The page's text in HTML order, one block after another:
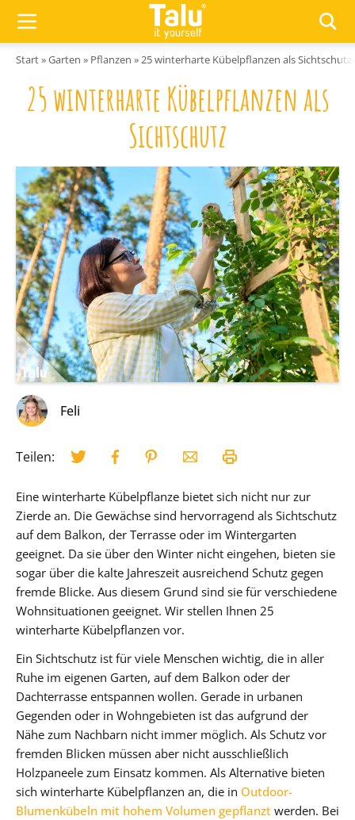
Start»Garten » Pflanzen »25 winterharte Kübelpflanzen als Sichtschutz
25 winterharte Kübelpflanzen als
Sichtschutz
Feli
Teilen:
Eine winterharte Kübelpflanze bietet sich nicht nur zur
Zierde an. Die Gewächse sind hervorragend als Sichtschutz
auf dem Balkon, der Terrasse oder im Wintergarten
geeignet. Da sie über den Winter nicht eingehen, bieten sie
sogar über die kalte Jahreszeit ausreichend Schutz gegen
fremde Blicke. Aus diesem Grund sind sie für verschiedene
Wohnsituationen geeignet. Wir stellen Ihnen 25
winterharte Kübelpflanzen vor.
Ein Sichtschutz ist für viele Menschen wichtig, die in aller
Ruhe im eigenen Garten, auf dem Balkon oder der
Dachterrasse entspannen wollen. Gerade in urbanen
Gegenden oder in Wohngebieten ist das aufgrund der
Nähe zum Nachbarn nicht immer möglich. Als Schutz vor
fremden Blicken müssen aber nicht ausschließlich
Holzpaneele zum Einsatz kommen. Als Alternative bieten
sich winterharte Kübelpflanzen an, die in Outdoor-
Blumenkübeln mit hohem Volumen gepflanzt werden. Bei